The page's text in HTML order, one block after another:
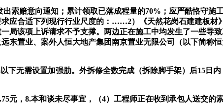
赔意向通知；累计领取已落成程量的70%；应严酷恪守施
应合适下列现行行业尺度的：……2）《天然花岗石建建板
局该项上诉请求不予支撑。两边正在施工中均发生了一些导
东置业、案外人恒大地产集团南京置业无限公司（以下简称
无需设置加强肋。外拆修全数完成（拆除脚手架）后15日
，8.本和谈未尽事宜，（4）工程师正在收到承包人送交的